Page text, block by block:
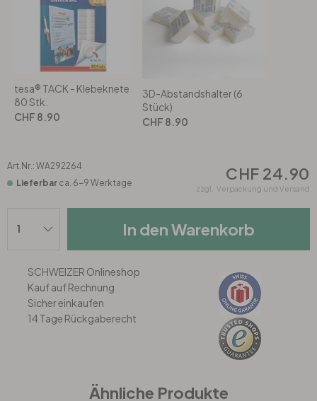
Wohnzimmer
Schlafzimmer
Kinderzimmer
Küche
Flur
Wohnzimmer
Schlafzimmer
Kinderzimmer
Bad
Tapeten Grün
Tapeten Türkis
Kinderzimmer
Küche
tesa® TACK - Klebeknete
80 Stk.
CHF 8.90
3D-Abstandshalter (6
Stück)
CHF 8.90
Art.Nr.: WA292264
Lieferbar ca. 6-9 Werktage CHF 24.90
zzgl. Verpackung und Versand
In den Warenkorb
SCHWEIZER Onlineshop
Kauf auf Rechnung
Sicher einkaufen
14 Tage Rückgaberecht
Ähnliche Produkte